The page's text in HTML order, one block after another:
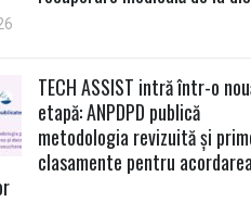
TECH ASSIST intră într-o
etapă: ANPDPD publică
metodologia revizuită și
clasamente pentru